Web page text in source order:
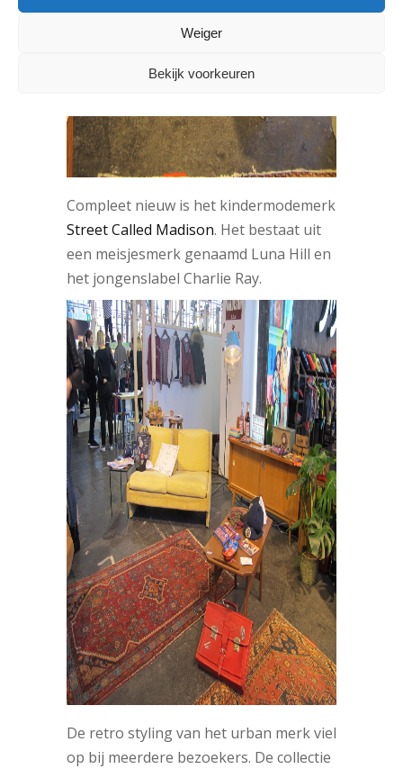
Weiger
Bekijk voorkeuren
Compleet nieuw is het kindermodemerk
Street Called Madison. Het bestaat uit
een meisjesmerk genaamd Luna Hill en
het jongenslabel Charlie Ray.
De retro styling van het urban merk viel
op bij meerdere bezoekers. De collectie